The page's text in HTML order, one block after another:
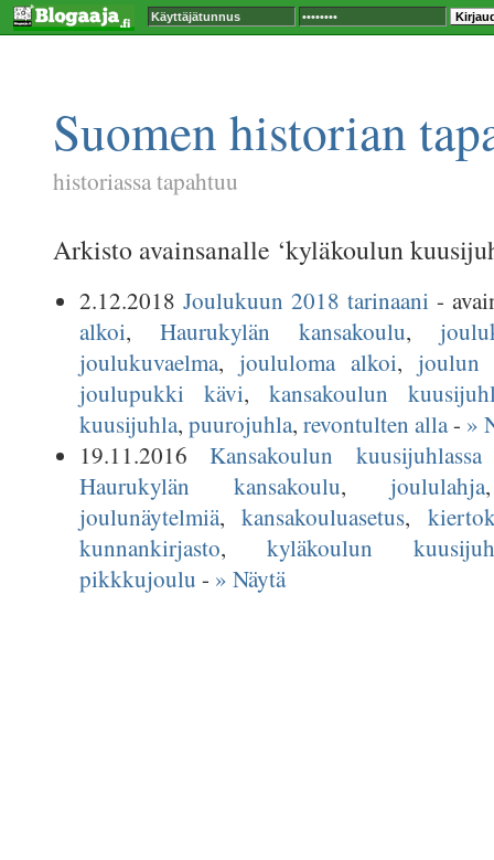
Suomen historian
historiassa tapahtuu
Arkisto avainsanalle ‘kyläkoulun
2.12.2018 Joulukuun 2018 tarinaani -
alkoi, Haurukylän kansakoulu,
joulukuvaelma, joululoma alkoi, joulun
joulupukki kävi, kansakoulun
kuusijuhla, puurojuhla, revontulten alla- »
19.11.2016 Kansakoulun kuusijuhlassa
Haurukylän kansakoulu, joululahja
joulunäytelmiä,kansakouluasetus,
kunnankirjasto, kyläkoulun
pikkkujoulu - » Näytä